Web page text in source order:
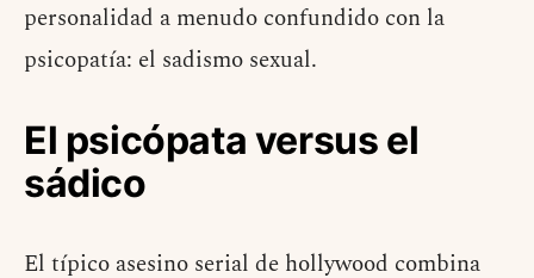
personalidad a menudo confundido con la
psicopatía: el sadismo sexual.
El psicópata versus el
sádico
El típico asesino serial de hollywood combina